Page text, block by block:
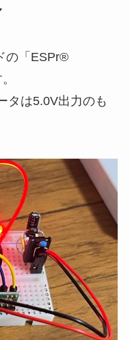
の「ESPr®
タは5.0V出力のも